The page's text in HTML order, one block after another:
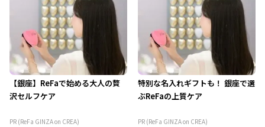
【銀座】ReFaで始める大人の贅
沢セルフケア
PR (ReFa GINZA on CREA)
特別な名入れギフトも！ 銀座で選
ぶReFaの上質ケア
PR (ReFa GINZA on CREA)